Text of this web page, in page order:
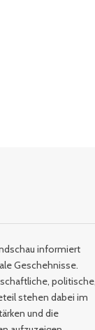
informiert
Geschehnisse.
politische,
stehen dabei im
und die